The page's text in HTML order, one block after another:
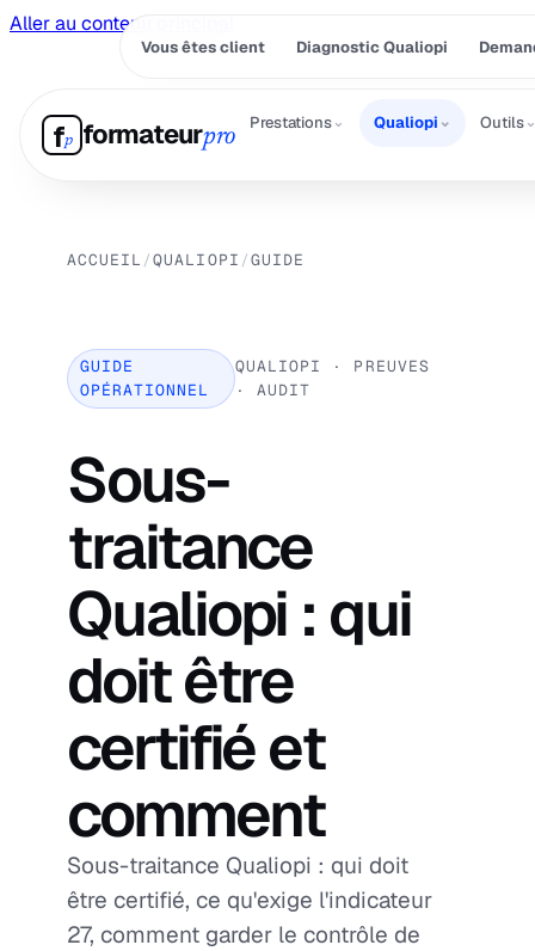
Aller au contenu principal
Vous êtes client Diagnostic Qualiopi
fp formateurpro
Prestations⌄ Qualiopi ⌄ Outils
ACCUEIL /QUALIOPI /GUIDE
GUIDE
OPÉRATIONNEL
QUALIOPI · PREUVES
· AUDIT
Sous-
traitance
Qualiopi : qui
doit être
certifié et
comment
Sous-traitance Qualiopi : qui doit
être certifié, ce qu'exige l'indicateur
27, comment garder le contrôle de